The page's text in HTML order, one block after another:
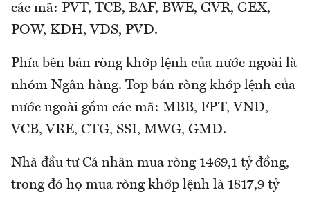
các mã: PVT, TCB, BAF, BWE, GVR, GEX,
POW, KDH, VDS, PVD.
Phía bên bán ròng khớp lệnh của nước ngoài là
nhóm Ngân hàng. Top bán ròng khớp lệnh của
nước ngoài gồm các mã: MBB, FPT, VND,
VCB, VRE, CTG, SSI, MWG, GMD.
Nhà đầu tư Cá nhân mua ròng 1469,1 tỷ đồng,
trong đó họ mua ròng khớp lệnh là 1817,9 tỷ